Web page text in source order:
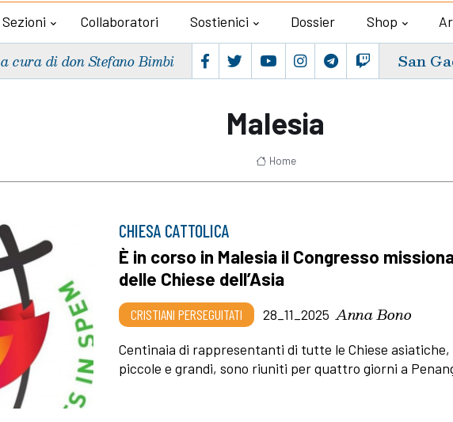
Sezioni Collaboratori Sostienici Dossier Shop
a cura di don Stefano Bimbi San
Malesia
Home
CHIESA CATTOLICA
È in corso in Malesia il Congresso
delle Chiese dell’Asia
CRISTIANI PERSEGUITATI 28_11_2025 Anna Bono
Centinaia di rappresentanti di tutte le Chiese asiatiche,
piccole e grandi, sono riuniti per quattro giorni a